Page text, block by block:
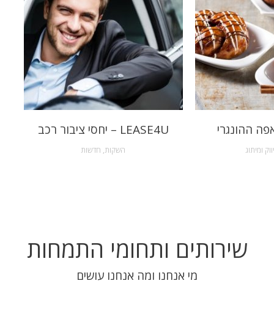
LEASE4U – יחסי ציבור רכב
השקות, חדשות
ההונגרי
ומיתוג
שירותים ותחומי התמחות
מי אנחנו ומה אנחנו עושים